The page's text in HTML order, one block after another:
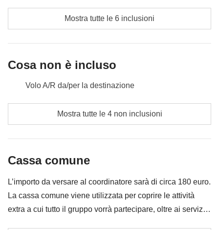
: pernottamento, un drink all'apres - ski, noleggio auto dal
pedaggi, ski pass per day 3 e 4 (opzionale), eventuali attività
Non incluso: pasti e bevande dove non indicato
Mostra tutte le 6 inclusioni
Cosa non è incluso
Volo A/R da/per la destinazione
Pasti e bevande dove non indicato
infilare nello zaino
Tutto ciò che non è menzionato nella sezione "Cosa
Mostra tutte le 4 non inclusioni
Cassa comune
L’importo da versare al coordinatore sarà di circa 180 euro.
La cassa comune viene utilizzata per coprire le attività
extra a cui tutto il gruppo vorrà partecipare, oltre ai servizi